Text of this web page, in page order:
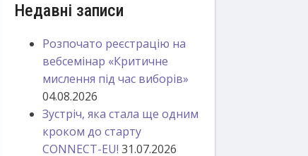
Недавні записи
Розпочато реєстрацію на
вебсемінар «Критичне
мислення під час виборів»
04.08.2026
Зустріч, яка стала ще одним
кроком до старту
CONNECT-EU! 31.07.2026